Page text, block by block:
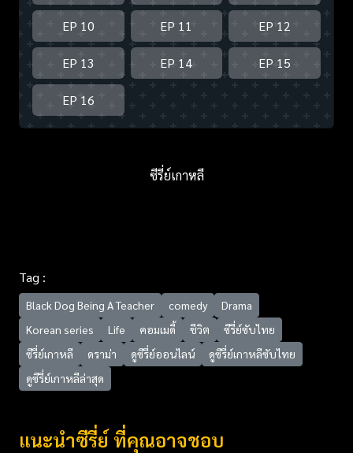
EP 10 EP 11 EP 12
EP 13 EP 14 EP 15
EP 16
ซีรี่ย์เกาหลี
Tag :
Black Dog Being A Teacher comedy
Drama
Korean series
Life คอมเมดี้ ชีวิต
ซีรี่ย์ซับไทย
ซีรี่ย์เกาหลี
ดราม่า ดูซีรี่ย์ออนไลน์
ดูซีรี่ย์เกาหลีซับไทย
ดูซีรี่ย์เกาหลีล่าสุด
แนะนำซีรี่ย์ ที่คุณอาจชอบ